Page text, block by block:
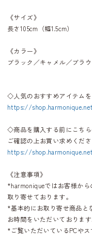
《サイズ》
長さ105cm（幅1.5cm）
《カラー》
ブラック／キャメル／ブラ
◇人気のおすすめアイテム
https://
◇商品を購入する前にこち
ご確認の上お買い求めくださ
https://
《注意事項》
*harmoniqueではお客様か
取り寄せております。
*基本的にお取り寄せ商品と
お時間をいただいております
*ご覧いただいているPCや